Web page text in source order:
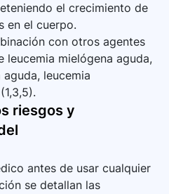
el crecimiento de
en el cuerpo.
con otros agentes
leucemia mielógena aguda,
leucemia
riesgos y
antes de usar cualquier
se detallan las